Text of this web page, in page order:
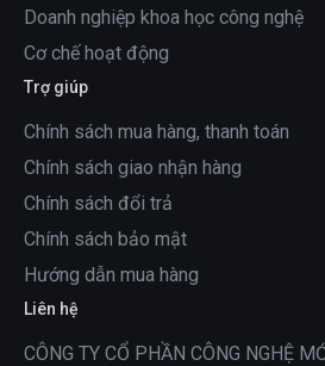
Doanh nghiệp khoa học công nghệ
Cơ chế hoạt động
Trợ giúp
Chính sách mua hàng, thanh toán
Chính sách giao nhận hàng
Chính sách đổi trả
Chính sách bảo mật
Hướng dẫn mua hàng
Liên hệ
CÔNG TY CỔ PHẦN CÔNG NGHỆ